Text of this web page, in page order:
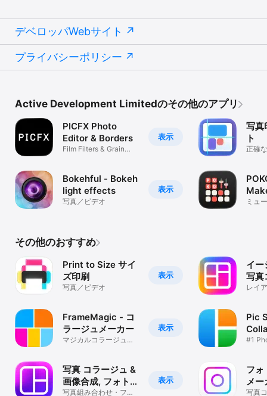
デベロッパWebサイト
プライバシーポリシー
Active Development Limitedのその他のアプリ
表示
PICFX Photo
Editor & Borders
Film Filters & Grain
表示
Bokehful - Bokeh
light effects
写真／ビデオ
写真
ト
正確
ミュ
その他のおすすめ
表示
Print to Size サイ
ズ印刷
写真／ビデオ
表示
FrameMagic - コ
ラージュメーカー
マジカルコラージュ＆
表示
写真 コラージュ &
画像合成, フォトグ
リッド レイアウト
写真組み合わせ・フレ
イー
写真
ーカ
レイ
Pic
#1
フォ
メー
レー
写真